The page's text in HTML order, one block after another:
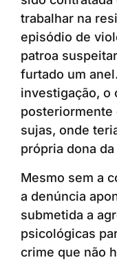
trabalhar na
episódio de
patroa
furtado um
investigação, o
posteriormente
sujas, onde
própria dona da
Mesmo sem a
a denúncia
submetida a
psicológicas
crime que não